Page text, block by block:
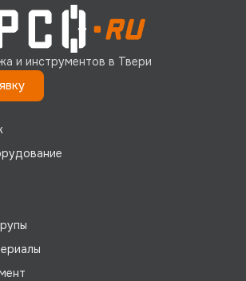
и инструментов в Твери